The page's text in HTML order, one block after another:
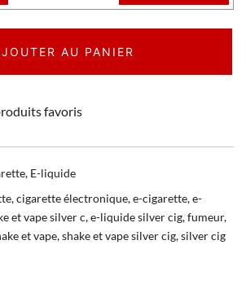
AU PANIER
favoris
, E-liquide
,cigarette électronique,e-cigarette,e-
et vape silver c,e-liquide silver cig,fumeur,
et vape,shake et vape silver cig,silver cig